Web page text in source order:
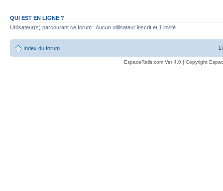
QUI EST EN LIGNE ?
Utilisateur(s) parcourant ce forum : Aucun utilisateur inscrit et 1 invité
Index du forum
EspaceRails.com Ver 4.0 | Copyright